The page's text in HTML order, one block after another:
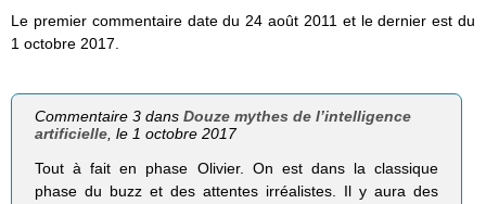
Le premier commentaire date du 24 août 2011 et le dernier est du
1 octobre 2017.
Commentaire 3 dansDouze mythes de l’intelligence
artificielle, le 1 octobre 2017
Tout à fait en phase Olivier. On est dans la classique
phase du buzz et des attentes irréalistes. Il y aura des